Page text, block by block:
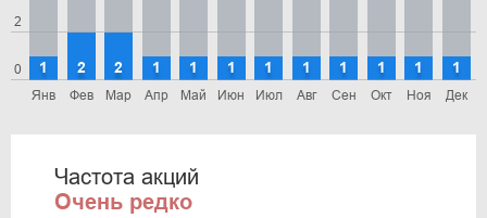
0
2
Янв
1
Фев
2
Мар
2
Апр
1
Май
1
Июн
1
Июл
1
Авг
1
Сен
1
Окт
1
Ноя
1
Дек
1
Частота акций
Очень редко